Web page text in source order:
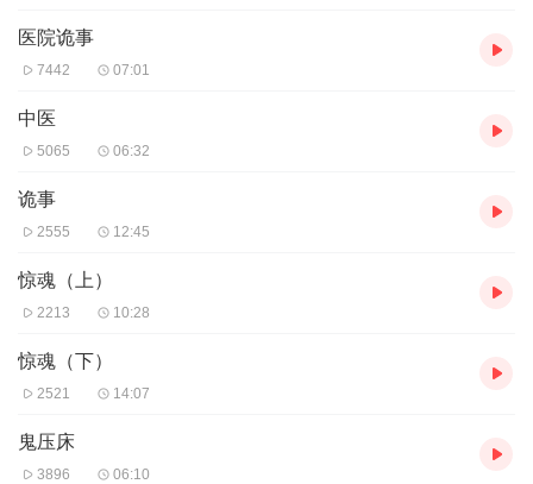
医院诡事
7442 07:01
中医
5065 06:32
诡事
2555 12:45
惊魂（上）
2213 10:28
惊魂（下）
2521 14:07
鬼压床
3896 06:10